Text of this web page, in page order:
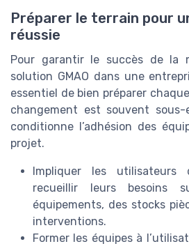
Préparer le terrain pour
réussie
Pour garantir le succès de la
solution GMAO dans une
essentiel de bien préparer
changement est souvent sous-
conditionne l’adhésion des
projet.
Impliquer les
recueillir leurs besoins
équipements, des stocks
interventions.
Former les équipes à